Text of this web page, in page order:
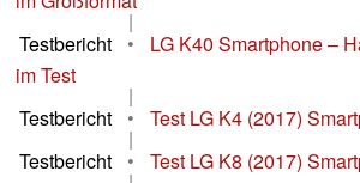
|
Testbericht
•
LG K40 Smartphone –
im Test
|
Testbericht
• Test LG K4 (2017)
|
Testbericht
• Test LG K8 (2017)